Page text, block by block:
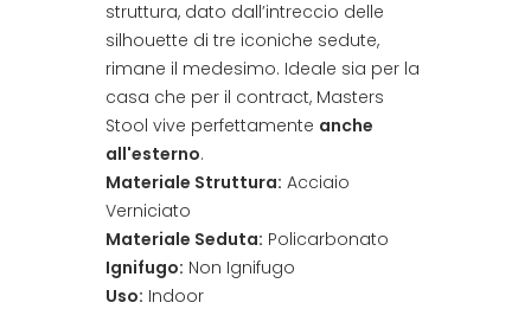
struttura, dato dall’intreccio delle
silhouette di tre iconiche sedute,
rimane il medesimo. Ideale sia per la
casa che per il contract, Masters
Stool vive perfettamente anche
all'esterno.
Materiale Struttura: Acciaio
Verniciato
Materiale Seduta: Policarbonato
Ignifugo: Non Ignifugo
Uso: Indoor